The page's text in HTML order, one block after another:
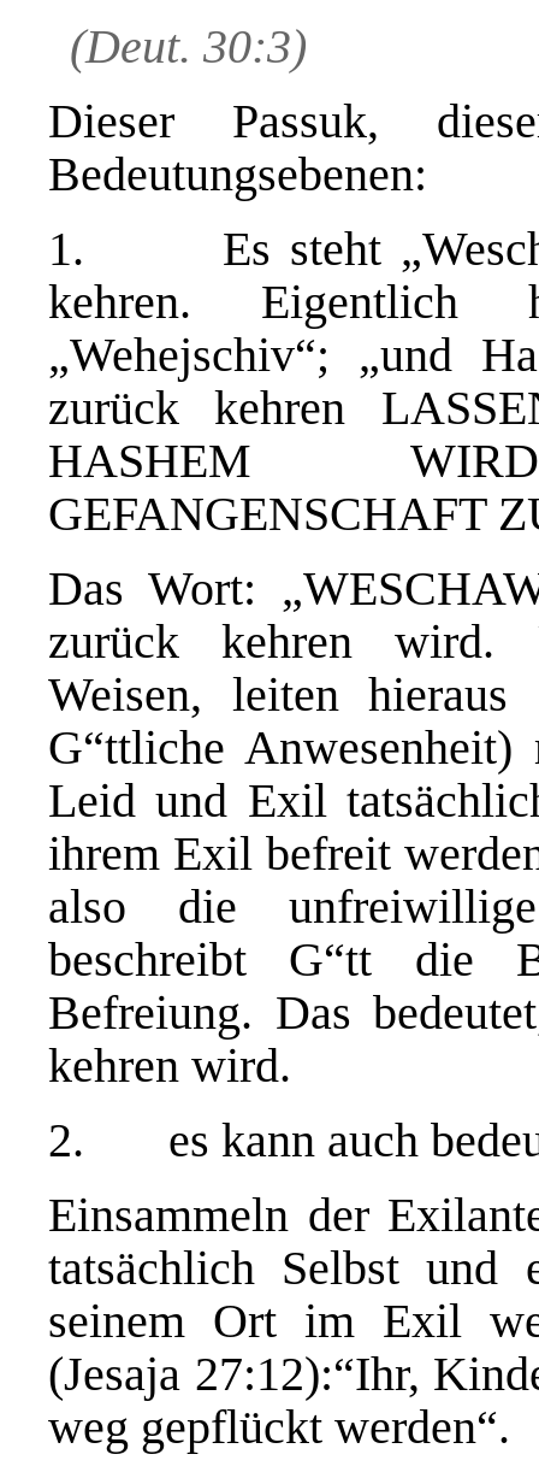
(Deut. 30:3)
Dieser Passuk,
Bedeutungsebenen:
1. Es steht
kehren.
„Wehejschiv“; „und
zurück kehren
HASHEM
GEFANGENSCHAFT
Das Wort:
zurück kehren wird.
Weisen, leiten
G“ttliche
Leid und Exil
ihrem Exil befreit
also die
beschreibt G“tt die
Befreiung. Das
kehren wird.
2. es kann auch
Einsammeln der
tatsächlich Selbst und
seinem Ort im Exil
(Jesaja 27:12):“Ihr,
weg gepflückt werden“.